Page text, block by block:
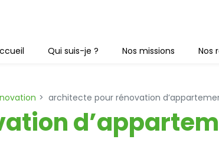
Qui suis-je ? Nos missions Nos
architecte pour rénovation